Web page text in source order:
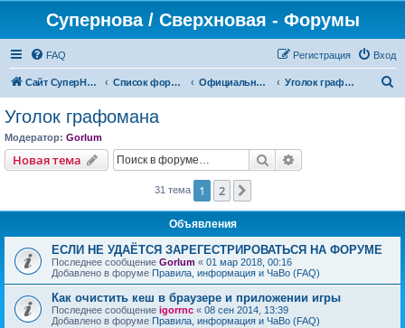
Супернова / Сверхновая - Форумы
FAQ Вход
Регистрация
Сайт СуперНова Список форумов Официальные сервера проекта "Сверхновая" (*.supernova.ws) Уголок графомана
Уголок графомана
Модератор: Gorlum
Новая тема Поиск
31 тема 1 2
Объявления
ЕСЛИ НЕ УДАЁТСЯ ЗАРЕГЕСТРИРОВАТЬСЯ НА ФОРУМЕ
Последнее сообщение Gorlum « 01 мар 2018, 00:16
Добавлено в форуме Правила, информация и ЧаВо (FAQ)
Как очистить кеш в браузере и приложении игры
Последнее сообщение igorrnc « 08 сен 2014, 13:39
Добавлено в форуме Правила, информация и ЧаВо (FAQ)